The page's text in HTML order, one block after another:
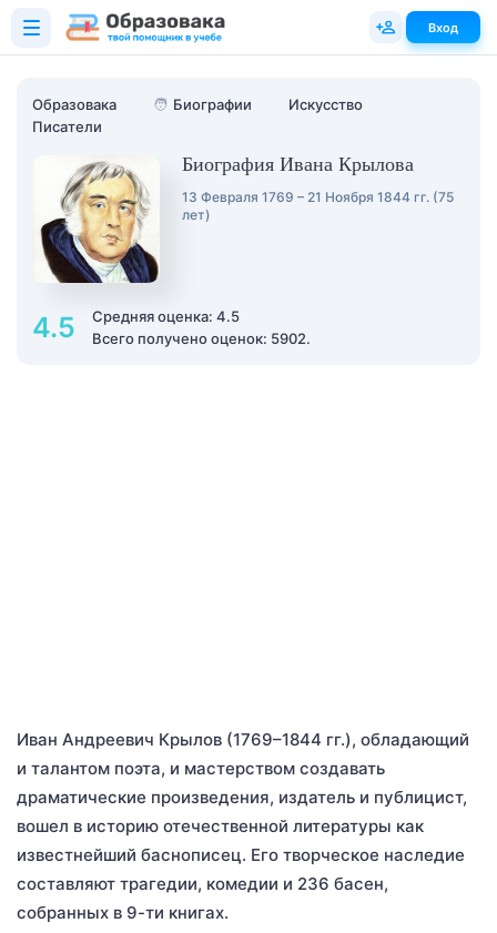
Образовака 🧑 Биографии
Искусство
Писатели
Биография Ивана Крылова
13 Февраля 1769 – 21 Ноября 1844 гг. (75
лет)
4.5
Средняя оценка: 4.5
Всего получено оценок: 5902.
Иван Андреевич Крылов (1769–1844 гг.), обладающий
и талантом поэта, и мастерством создавать
драматические произведения, издатель и публицист,
вошел в историю отечественной литературы как
известнейший баснописец. Его творческое наследие
составляют трагедии, комедии и 236 басен,
собранных в 9-ти книгах.
Вход